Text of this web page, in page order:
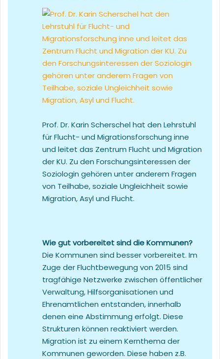
Prof. Dr. Karin Scherschel hat den Lehrstuhl
für Flucht- und Migrationsforschung inne
und leitet das Zentrum Flucht und Migration
der KU. Zu den Forschungsinteressen der
Soziologin gehören unter anderem Fragen
von Teilhabe, soziale Ungleichheit sowie
Migration, Asyl und Flucht.
Wie gut vorbereitet sind die Kommunen?
Die Kommunen sind besser vorbereitet. Im
Zuge der Fluchtbewegung von 2015 sind
tragfähige Netzwerke zwischen öffentlicher
Verwaltung, Hilfsorganisationen und
Ehrenamtlichen entstanden, innerhalb
denen eine Abstimmung erfolgt. Diese
Strukturen können reaktiviert werden.
Migration ist zu einem Kernthema der
Kommunen geworden. Diese haben z.B.